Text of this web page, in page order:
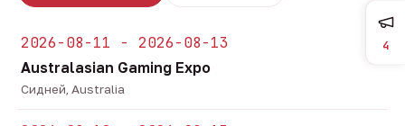
2026-08-11 - 2026-08-13
Australasian Gaming Expo
Сидней, Australia
4